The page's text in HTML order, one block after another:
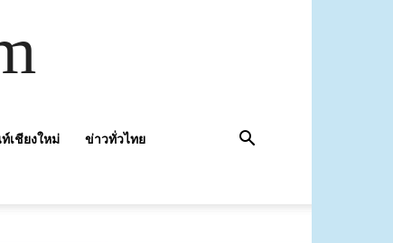
เชียงใหม่ ข่าวทั่วไทย